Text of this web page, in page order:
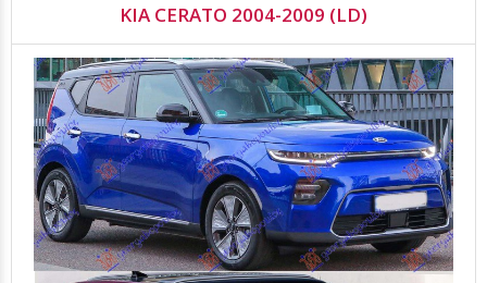
KIA CERATO 2004-2009 (LD)